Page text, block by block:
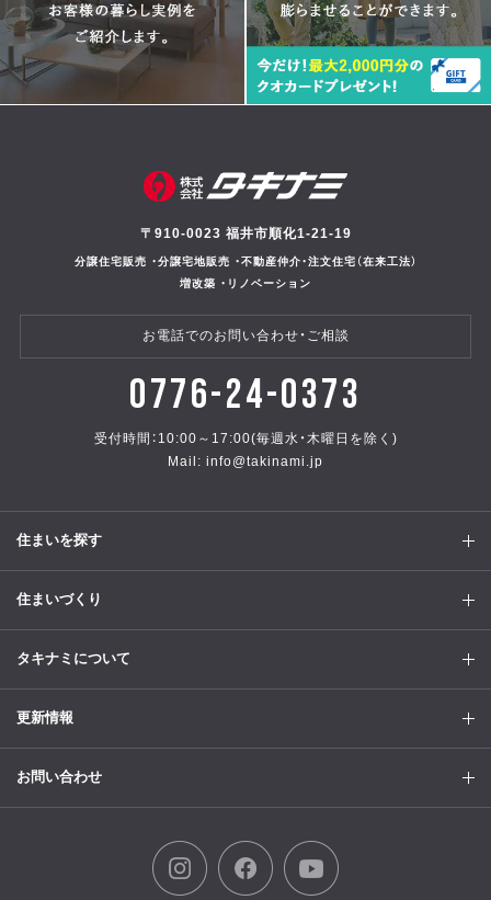
〒910-0023 福井市順化1-21-19
分譲住宅販売 ・分譲宅地販売 ・不動産仲介・注文住宅（在来工法）
増改築 ・リノベーション
お電話でのお問い合わせ・ご相談
0776-24-0373
受付時間：10:00～17:00(毎週水・木曜日を除く)
Mail: info@takinami.jp
住まいを探す
住まいづくり
タキナミについて
更新情報
お問い合わせ